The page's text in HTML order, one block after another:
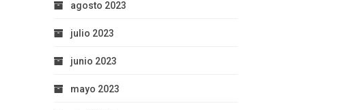
agosto 2023
julio 2023
junio 2023
mayo 2023